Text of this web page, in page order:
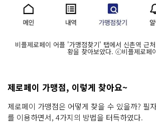
비플제로페이 어플 '가맹점찾기' 탭에서 신촌역 근
황을 찾아보았다. ⓒ비플제로페
제로페이 가맹점, 이렇게 찾아요~
제로페이 가맹점은 어떻게 찾을 수 있을까? 필
를 이용하면서, 4가지의 방법을 터득하였다.